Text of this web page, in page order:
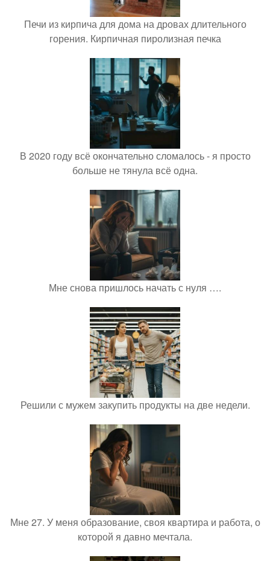
Печи из кирпича для дома на дровах длительного
горения. Кирпичная пиролизная печка
В 2020 году всё окончательно сломалось - я просто
больше не тянула всё одна.
Мне снова пришлось начать с нуля ….
Решили с мужем закупить продукты на две недели.
Мне 27. У меня образование, своя квартира и работа, о
которой я давно мечтала.